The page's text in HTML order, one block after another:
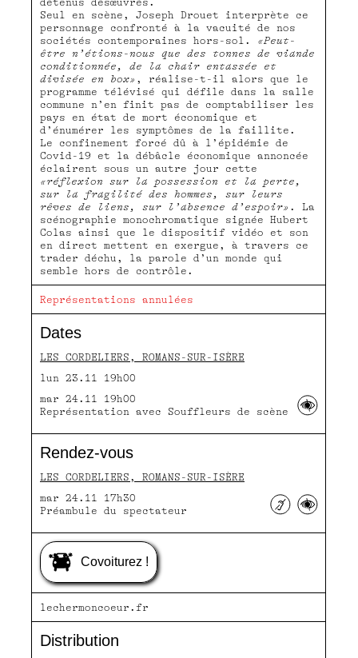
détenus désœuvrés.
Seul en scène, Joseph Drouet interprète ce
personnage confronté à la vacuité de nos
sociétés contemporaines hors-sol. «Peut-
être n’étions-nous que des tonnes de viande
conditionnée, de la chair entassée et
divisée en box» , réalise-t-il alors que le
programme télévisé qui défile dans la salle
commune n’en finit pas de comptabiliser les
pays en état de mort économique et
d’énumérer les symptômes de la faillite.
Le confinement forcé dû à l’épidémie de
Covid-19 et la débâcle économique annoncée
éclairent sous un autre jour cette
«réflexion sur la possession et la perte,
sur la fragilité des hommes, sur leurs
rêves de liens, sur l’absence d’espoir» . La
scénographie monochromatique signée Hubert
Colas ainsi que le dispositif vidéo et son
en direct mettent en exergue, à travers ce
trader déchu, la parole d’un monde qui
semble hors de contrôle.
lechermoncoeur.fr
Distribution
Représentations annulées
Dates
LES CORDELIERS, ROMANS-SUR-ISÈRE
lun 23.11 19h00
mar 24.11 19h00
Représentation avec Souffleurs de scène
Rendez-vous
LES CORDELIERS, ROMANS-SUR-ISÈRE
mar 24.11 17h30
Préambule du spectateur
Covoiturez !